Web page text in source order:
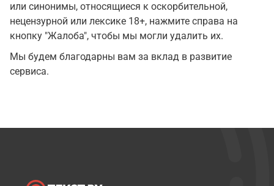
или синонимы, относящиеся к оскорбительной,
нецензурной или лексике 18+, нажмите справа на
кнопку "Жалоба", чтобы мы могли удалить их.
Мы будем благодарны вам за вклад в развитие
сервиса.